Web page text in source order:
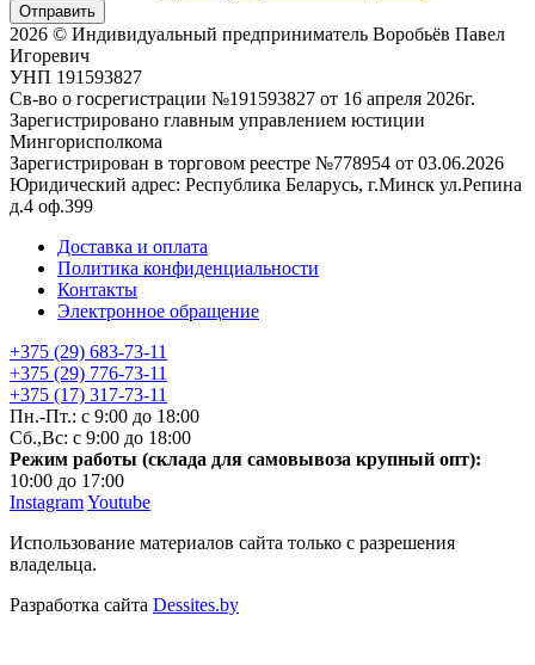
Отправить
2026 © Индивидуальный предприниматель Воробьёв Павел
Игоревич
УНП 191593827
Св-во о госрегистрации №191593827 от 16 апреля 2026г.
Зарегистрировано главным управлением юстиции
Мингорисполкома
Зарегистрирован в торговом реестре №778954 от 03.06.2026
Юридический адрес: Республика Беларусь, г.Минск ул.Репина
д.4 оф.399
Доставка и оплата
Политика конфиденциальности
Контакты
Электронное обращение
+375 (29) 683-73-11
+375 (29) 776-73-11
+375 (17) 317-73-11
Пн.-Пт.: с 9:00 до 18:00
Сб.,Вс: с 9:00 до 18:00
Режим работы (склада для самовывоза крупный опт):
10:00 до 17:00
InstagramYoutube
Использование материалов сайта только с разрешения
владельца.
Разработка сайта Dessites.by